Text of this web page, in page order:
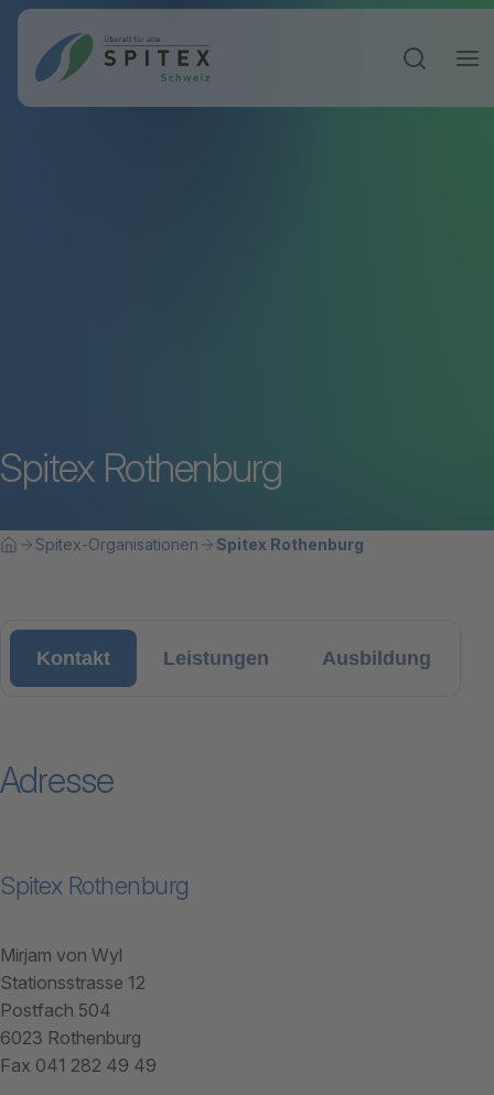
Spitex Rothenburg
Breadcrumbnavigation
Sie befinden sich hier:
HomeSpitex-Organisationen Spitex Rothenburg
Kontakt Leistungen Ausbildung
Adresse
Spitex Rothenburg
Mirjam von Wyl
Stationsstrasse 12
Postfach 504
6023 Rothenburg
Fax 041 282 49 49